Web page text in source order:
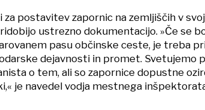
za postavitev zapornic na zemljiščih v
ustrezno dokumentacijo. »Če se
pasu občinske ceste, je treba
dejavnosti in promet. Svetujemo
o tem, ali so zapornice dopustne
je navedel vodja mestnega